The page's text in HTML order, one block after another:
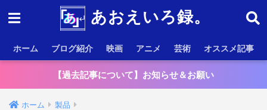
あおえいろ録。
ホーム ブログ紹介 映画 アニメ 芸術 オススメ記事
【過去記事について】お知らせ＆お願い
ホーム 製品